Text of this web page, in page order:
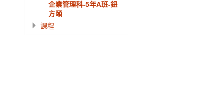
企業管理科-5年A班-鈕
方頤
課程